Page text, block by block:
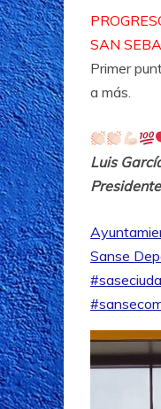
SAN
Primer
a más.
Luis
Sanse